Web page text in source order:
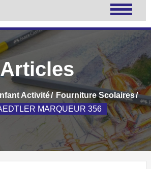
Articles
Activité
Fourniture Scolaires
MARQUEUR 356